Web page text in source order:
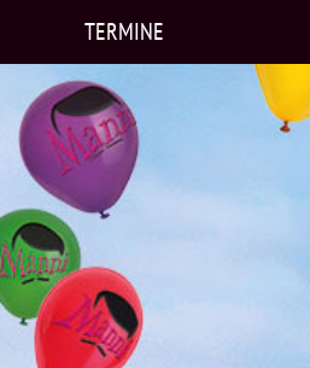
TERMINE